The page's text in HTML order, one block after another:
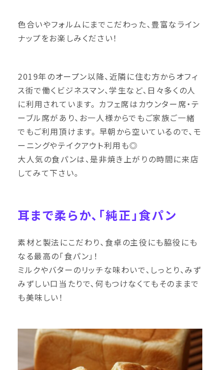
色合いやフォルムにまでこだわった、豊富なライン
ナップをお楽しみください！
2019年のオープン以降、近隣に住む方からオフィ
ス街で働くビジネスマン、学生など、日々多くの人
に利用されています。 カフェ席はカウンター席・テ
ーブル席があり、お一人様からでもご家族ご一緒
でもご利用頂けます。 早朝から空いているので、モ
ーニングやテイクアウト利用も◎
大人気の食パンは、是非焼き上がりの時間に来店
してみて下さい。
耳まで柔らか、「純正」食パン
素材と製法にこだわり、食卓の主役にも脇役にも
なる最高の「食パン」！
ミルクやバターのリッチな味わいで、しっとり、みず
みずしい口当たりで、何もつけなくてもそのままで
も美味しい！